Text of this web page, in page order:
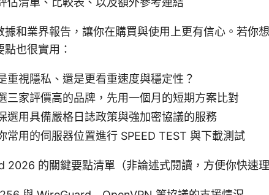
據和業界報告，讓你在購買與使用上更有信心。若你
也很實用：
重視隱私、還是更看重速度與穩定性？
三家評價高的品牌，先用一個月的短期方案比對
選用具備嚴格日誌政策與強加密協議的服務
常用的伺服器位置進行 SPEED TEST 與下載測試
的關鍵要點清單（非論述式閱讀，方便你快速理